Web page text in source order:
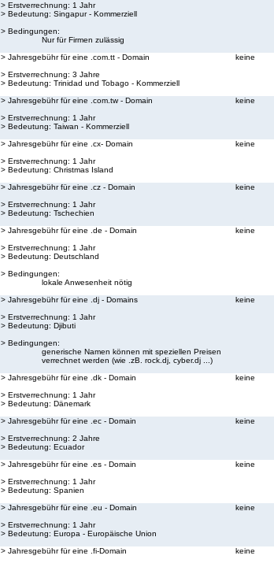
> Erstverrechnung: 1 Jahr
> Bedeutung: Singapur - Kommerziell
> Bedingungen:
Nur für Firmen zulässig
> Jahresgebühr für eine .com.tt - Domain
> Erstverrechnung: 3 Jahre
> Bedeutung: Trinidad und Tobago - Kommerziell
keine
> Jahresgebühr für eine .com.tw - Domain
> Erstverrechnung: 1 Jahr
> Bedeutung: Taiwan - Kommerziell
keine
> Jahresgebühr für eine .cx- Domain
> Erstverrechnung: 1 Jahr
> Bedeutung: Christmas Island
keine
> Jahresgebühr für eine .cz - Domain
> Erstverrechnung: 1 Jahr
> Bedeutung: Tschechien
keine
> Jahresgebühr für eine .de - Domain
> Erstverrechnung: 1 Jahr
> Bedeutung: Deutschland
> Bedingungen:
lokale Anwesenheit nötig
keine
> Jahresgebühr für eine .dj - Domains
> Erstverrechnung: 1 Jahr
> Bedeutung: Djibuti
> Bedingungen:
generische Namen können mit speziellen Preisen
verrechnet werden (wie .zB. rock.dj, cyber.dj ...)
keine
> Jahresgebühr für eine .dk - Domain
> Erstverrechnung: 1 Jahr
> Bedeutung: Dänemark
keine
> Jahresgebühr für eine .ec - Domain
> Erstverrechnung: 2 Jahre
> Bedeutung: Ecuador
keine
> Jahresgebühr für eine .es - Domain
> Erstverrechnung: 1 Jahr
> Bedeutung: Spanien
keine
> Jahresgebühr für eine .eu - Domain
> Erstverrechnung: 1 Jahr
> Bedeutung: Europa - Europäische Union
keine
> Jahresgebühr für eine .fi-Domain
keine